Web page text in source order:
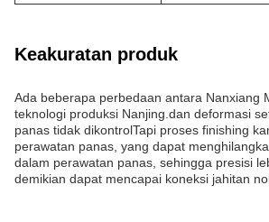
Keakuratan produk
Ada beberapa perbedaan antara Nanxiang
teknologi produksi Nanjing.dan deformasi
panas tidak dikontrolTapi proses finishing
perawatan panas, yang dapat
dalam perawatan panas, sehingga presisi
demikian dapat mencapai koneksi jahitan